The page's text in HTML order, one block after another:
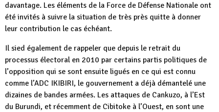
davantage. Les éléments de la Force de Défense Nationale ont
été invités à suivre la situation de très près quitte à donner
leur contribution le cas échéant.
Il sied également de rappeler que depuis le retrait du
processus électoral en 2010 par certains partis politiques de
l’opposition qui se sont ensuite ligués en ce qui est connu
comme l’ADC IKIBIRI, le gouvernement a déjà démantelé une
dizaines de bandes armées. Les attaques de Cankuzo, à l’Est
du Burundi, et récemment de Cibitoke à l’Ouest, en sont une